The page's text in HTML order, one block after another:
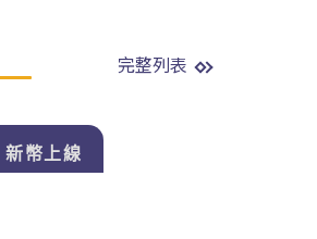
完整列表
新幣上線